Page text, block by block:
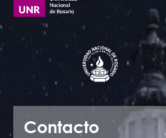
Contacto